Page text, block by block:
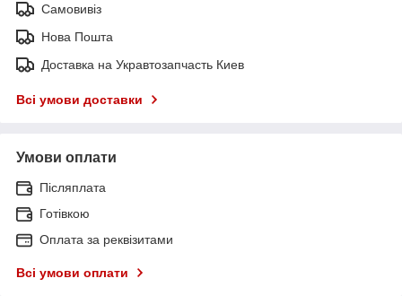
Самовивіз
Нова Пошта
Доставка на Укравтозапчасть Киев
Всі умови доставки
Умови оплати
Післяплата
Готівкою
Оплата за реквізитами
Всі умови оплати